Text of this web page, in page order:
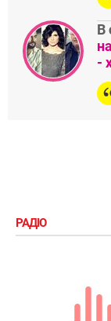
В
-
РАДІО